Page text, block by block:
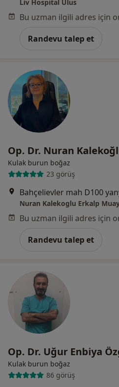
Liv Hospital Ulus
Randevu talep et
Op. Dr. Nuran
Kulak burun boğaz
23 görüş
Nuran Kalekoglu Erkalp
Randevu talep et
Op. Dr. Uğur Enbiya
Kulak burun boğaz
86 görüş